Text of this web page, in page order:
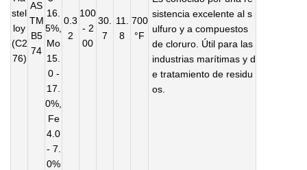
stel
loy
(C2
76)
AS
TM
B5
74
16.
5%,
Mo
15.
0 -
17.
0%,
Fe
4.0
- 7.
0%
0.3
2
100
- 2
00
30.
7
11.
8
700
°F
sistencia excelente al s
ulfuro y a compuestos
de cloruro. Útil para las
industrias marítimas y d
e tratamiento de residu
os.